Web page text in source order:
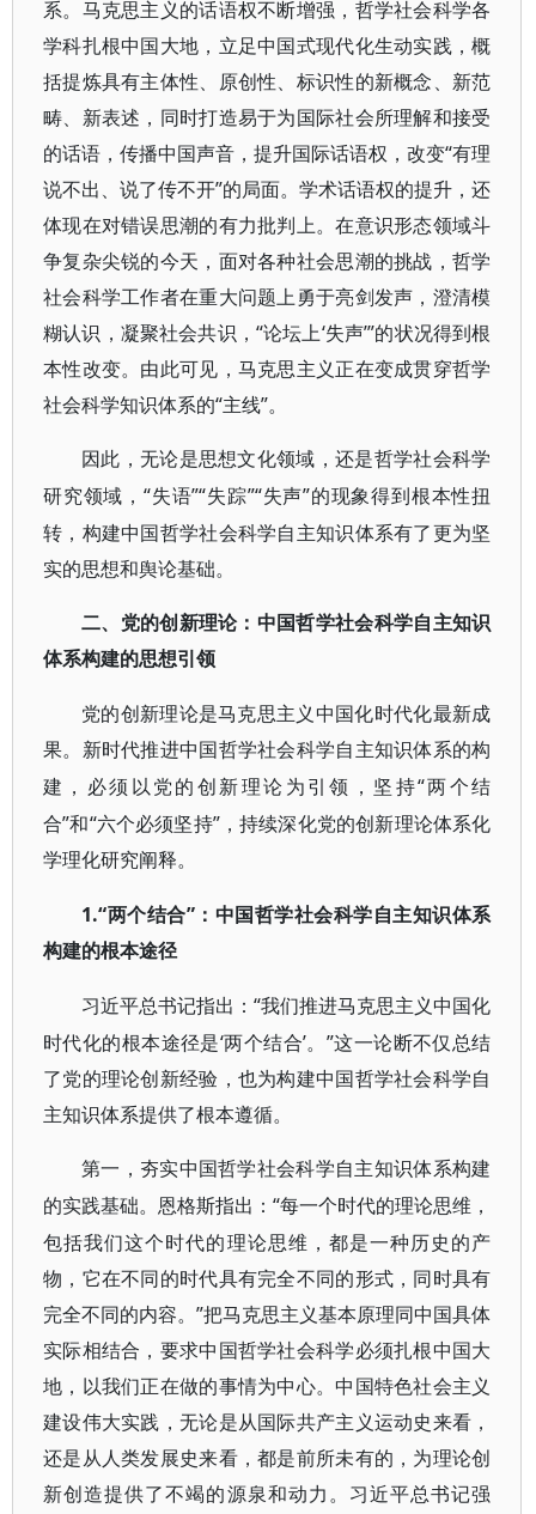
系。马克思主义的话语权不断增强，哲学社会科学各
学科扎根中国大地，立足中国式现代化生动实践，概
括提炼具有主体性、原创性、标识性的新概念、新范
畴、新表述，同时打造易于为国际社会所理解和接受
的话语，传播中国声音，提升国际话语权，改变“有理
说不出、说了传不开”的局面。学术话语权的提升，还
体现在对错误思潮的有力批判上。在意识形态领域斗
争复杂尖锐的今天，面对各种社会思潮的挑战，哲学
社会科学工作者在重大问题上勇于亮剑发声，澄清模
糊认识，凝聚社会共识，“论坛上‘失声’”的状况得到根
本性改变。由此可见，马克思主义正在变成贯穿哲学
社会科学知识体系的“主线”。
因此，无论是思想文化领域，还是哲学社会科学
研究领域， “失语”“失踪”“失声”的现象得到根本性扭
转，构建中国哲学社会科学自主知识体系有了更为坚
实的思想和舆论基础。
二、党的创新理论：中国哲学社会科学自主知识
体系构建的思想引领
党的创新理论是马克思主义中国化时代化最新成
果。新时代推进中国哲学社会科学自主知识体系的构
建，必须以党的创新理论为引领，坚持“两个结
合”和“六个必须坚持”，持续深化党的创新理论体系化
学理化研究阐释。
1.“两个结合”：中国哲学社会科学自主知识体系
构建的根本途径
习近平总书记指出：“我们推进马克思主义中国化
时代化的根本途径是‘两个结合’。”这一论断不仅总结
了党的理论创新经验，也为构建中国哲学社会科学自
主知识体系提供了根本遵循。
第一，夯实中国哲学社会科学自主知识体系构建
的实践基础。恩格斯指出：“每一个时代的理论思维，
包括我们这个时代的理论思维，都是一种历史的产
物，它在不同的时代具有完全不同的形式，同时具有
完全不同的内容。”把马克思主义基本原理同中国具体
实际相结合，要求中国哲学社会科学必须扎根中国大
地，以我们正在做的事情为中心。中国特色社会主义
建设伟大实践，无论是从国际共产主义运动史来看，
还是从人类发展史来看，都是前所未有的，为理论创
新创造提供了不竭的源泉和动力。习近平总书记强